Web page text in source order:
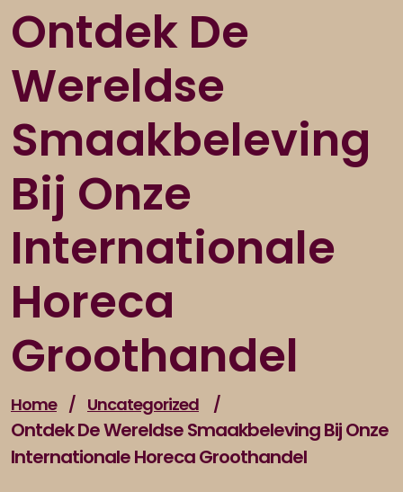
Ontdek De
Wereldse
Smaakbeleving
Bij Onze
Internationale
Horeca
Groothandel
Home / Uncategorized /
Ontdek De Wereldse Smaakbeleving Bij Onze
Internationale Horeca Groothandel